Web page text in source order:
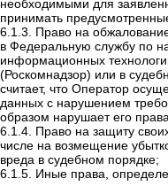
необходимыми для
принимать
6.1.3. Право на
в Федеральную службу по
информационных
(Роскомнадзор) или в
считает, что Оператор
данных с нарушением
образом нарушает его
6.1.4. Право на защиту
числе на возмещение
вреда в судебном порядке;
6.1.5. Иные права,